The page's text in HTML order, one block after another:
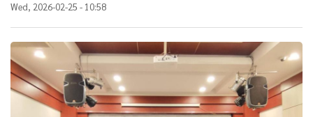
Wed, 2026-02-25 - 10:58